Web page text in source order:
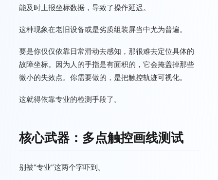
能及时上报坐标数据，导致了操作延迟。
这种现象在老旧设备或是劣质组装屏当中尤为普遍。
要是你仅仅依靠日常滑动去感知，那很难去定位具体的
故障坐标。因为人的手指是有面积的，它会掩盖掉那些
微小的失效点。你需要做的，是把触控轨迹可视化。
这就得依靠专业的检测手段了。
核心武器：多点触控画线测试
别被“专业”这两个字吓到。